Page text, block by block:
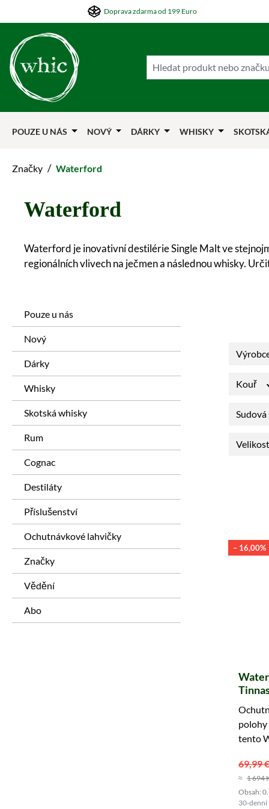
na hlavní obsah
Přejít na hlavní navigaciDoprava zdarma od 199 Euro
POUZE U NÁS NOVÝ DÁRKY WHISKY
Značky / Waterford
Waterford
Waterford je inovativní destilérie Single Malt ve
regionálních vlivech na ječmen a následnou whisky.
Pouze u nás
Nový
Dárky
Whisky
Skotská whisky
Rum
Cognac
Destiláty
Příslušenství
Ochutnávkové lahvičky
Značky
Vědění
Abo
Kouř
– 16,00%
polohy
tento
69,99 €
≈ 1 694
Obsah:
30-denní